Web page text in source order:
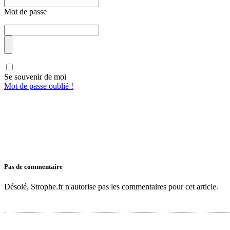
Mot de passe
Se souvenir de moi
Mot de passe oublié !
Pas de commentaire
Désolé, Strophe.fr n'autorise pas les commentaires pour cet article.